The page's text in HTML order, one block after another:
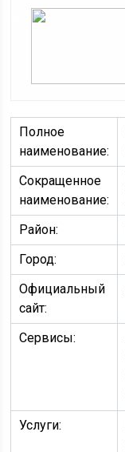
Полное
наименование:
Сокращенное
наименование:
Район:
Город:
Официальный
сайт:
Сервисы:
Услуги: